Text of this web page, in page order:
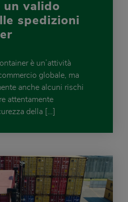
un valido
spedizioni
è un’attività
globale, ma
anche alcuni rischi
attentamente
della […]